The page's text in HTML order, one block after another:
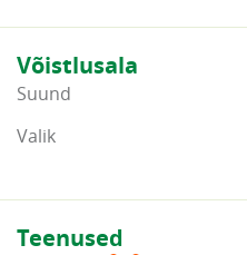
Võistlusala
Suund
Valik
Teenused